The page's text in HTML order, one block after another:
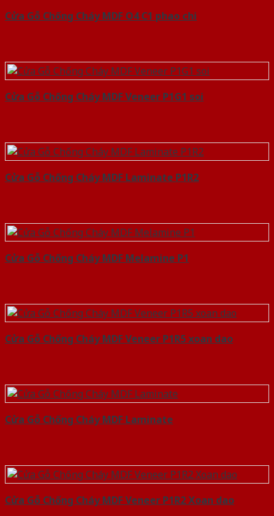
Cửa Gỗ Chống Cháy MDF O4 C1 phao chi
Cửa Gỗ Chống Cháy MDF Veneer P1G1 soi
Cửa Gỗ Chống Cháy MDF Laminate P1R2
Cửa Gỗ Chống Cháy MDF Melamine P1
Cửa Gỗ Chống Cháy MDF Veneer P1R5 xoan dao
Cửa Gỗ Chống Cháy MDF Laminate
Cửa Gỗ Chống Cháy MDF Veneer P1R2 Xoan dao